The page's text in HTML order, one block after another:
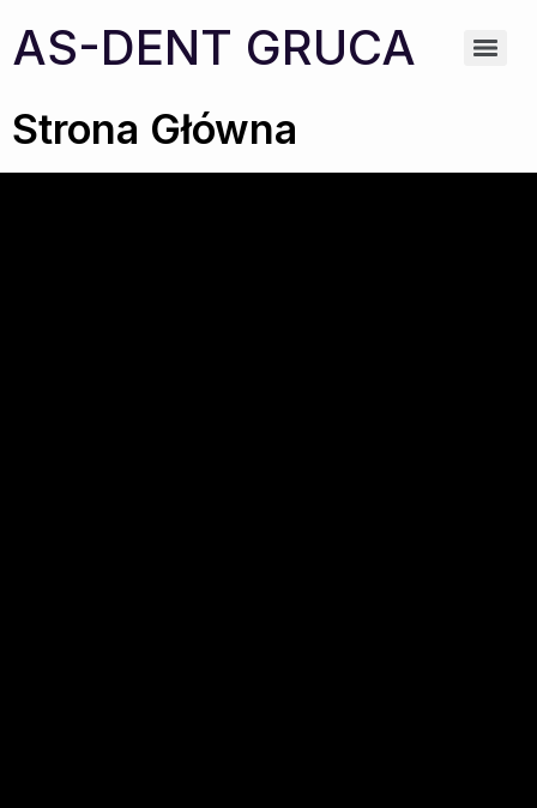
AS-DENT GRUCA
Strona Główna